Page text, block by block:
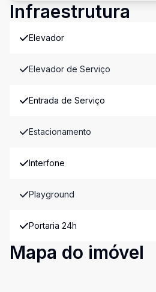
Infraestrutura
Elevador
Elevador de Serviço
Entrada de Serviço
Estacionamento
Interfone
Playground
Portaria 24h
Mapa do imóvel